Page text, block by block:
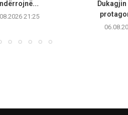
21:25